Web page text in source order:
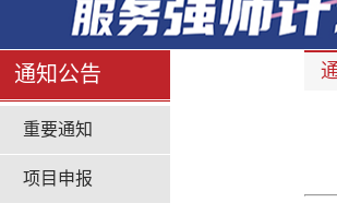
通知公告
重要通知
项目申报